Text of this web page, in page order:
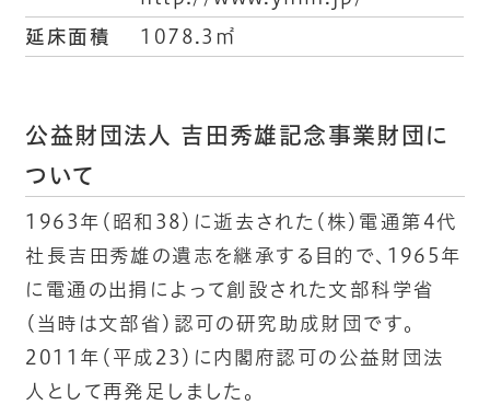
延床面積
1078.3㎡
公益財団法人 吉田秀雄記念事業財団に
ついて
1963年（昭和38）に逝去された（株）電通第4代
社長吉田秀雄の遺志を継承する目的で、1965年
に電通の出捐によって創設された文部科学省
(当時は文部省)認可の研究助成財団です。
2011年（平成23）に内閣府認可の公益財団法
人として再発足しました。